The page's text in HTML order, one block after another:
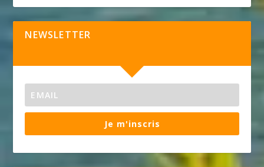
NEWSLETTER
Je m'inscris